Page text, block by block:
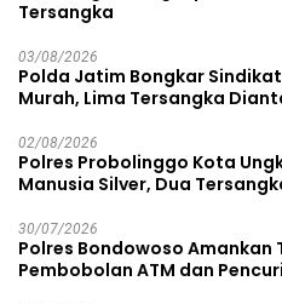
Tersangka
03/08/2026
Polda Jatim Bongkar
Murah, Lima Tersangka
02/08/2026
Polres Probolinggo Kota
Manusia Silver, Dua
30/07/2026
Polres Bondowoso Amankan
Pembobolan ATM dan